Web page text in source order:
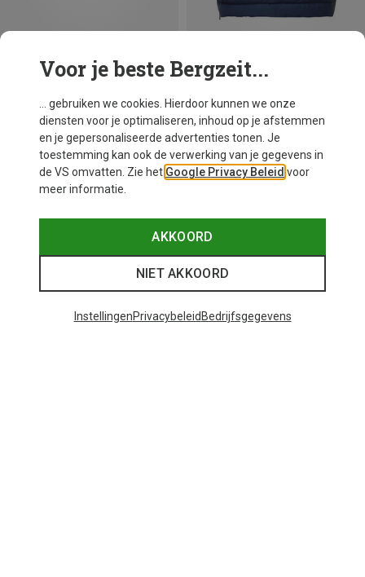
Je bespaart tot 23% Je bespaart 52%
Voor je beste Bergzeit...
... gebruiken we cookies. Hierdoor kunnen we onze
diensten voor je optimaliseren, inhoud op je afstemmen
en je gepersonaliseerde advertenties tonen. Je
toestemming kan ook de verwerking van je gegevens in
de VS omvatten. Zie het Google Privacy Beleid voor
meer informatie.
AKKOORD
NIET AKKOORD
InstellingenPrivacybeleid Bedrijfsgegevens